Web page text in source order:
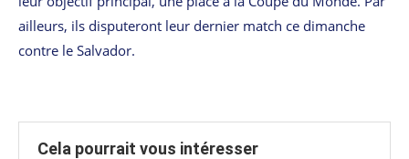
ailleurs, ils disputeront leur dernier match ce dimanche
contre le Salvador.
Cela pourrait vous intéresser